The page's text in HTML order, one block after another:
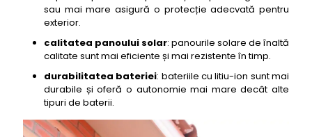
mișcare URPRO Solar Lights
mișcare AMIRTEK Solar Lights
mișcare GLORIOUS-LITE Upgraded Solar Lights
sau mai mare asigură o protecție adecvată pentru
exterior.
calitatea panoului solar: panourile solare de înaltă
calitate sunt mai eficiente și mai rezistente în timp.
durabilitatea bateriei: bateriile cu litiu-ion sunt mai
durabile și oferă o autonomie mai mare decât alte
tipuri de baterii.